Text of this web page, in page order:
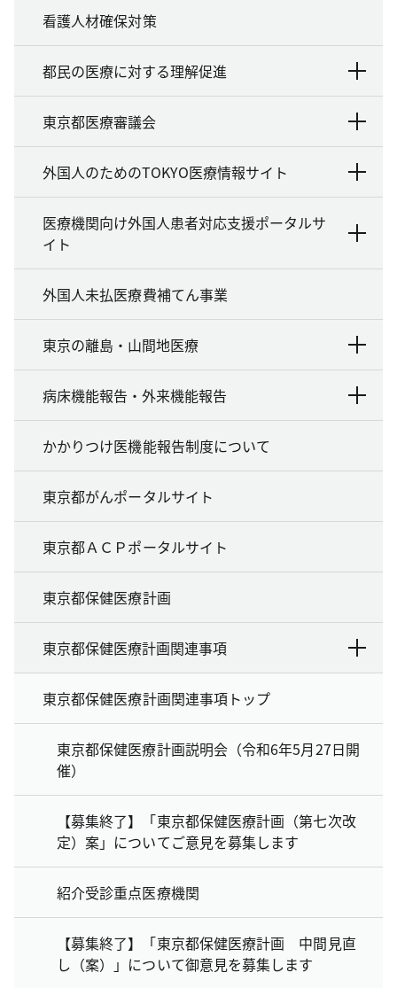
看護人材確保対策
都民の医療に対する理解促進
東京都医療審議会
外国人のためのTOKYO医療情報サイト
医療機関向け外国人患者対応支援ポータルサ
イト
外国人未払医療費補てん事業
東京の離島・山間地医療
病床機能報告・外来機能報告
かかりつけ医機能報告制度について
東京都がんポータルサイト
東京都ＡＣＰポータルサイト
東京都保健医療計画
東京都保健医療計画関連事項
東京都保健医療計画関連事項トップ
東京都保健医療計画説明会（令和6年5月27日開
催）
【募集終了】「東京都保健医療計画（第七次改
定）案」についてご意見を募集します
紹介受診重点医療機関
【募集終了】「東京都保健医療計画 中間見直
し（案）」について御意見を募集します